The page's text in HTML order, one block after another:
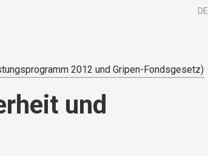
DE
2012 und Gripen-Fondsgesetz)
und